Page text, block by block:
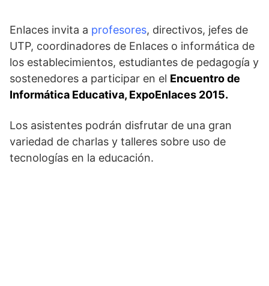
Enlaces invita a profesores, directivos, jefes de
UTP, coordinadores de Enlaces o informática de
los establecimientos, estudiantes de pedagogía y
sostenedores a participar en el Encuentro de
Informática Educativa, ExpoEnlaces 2015.
Los asistentes podrán disfrutar de una gran
variedad de charlas y talleres sobre uso de
tecnologías en la educación.